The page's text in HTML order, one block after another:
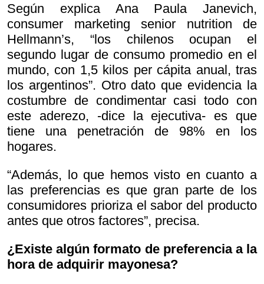
Según explica Ana Paula Janevich,
consumer marketing senior nutrition de
Hellmann’s, “los chilenos ocupan el
segundo lugar de consumo promedio en el
mundo, con 1,5 kilos per cápita anual, tras
los argentinos”. Otro dato que evidencia la
costumbre de condimentar casi todo con
este aderezo, -dice la ejecutiva- es que
tiene una penetración de 98% en los
hogares.
“Además, lo que hemos visto en cuanto a
las preferencias es que gran parte de los
consumidores prioriza el sabor del producto
antes que otros factores”, precisa.
¿Existe algún formato de preferencia a la
hora de adquirir mayonesa?